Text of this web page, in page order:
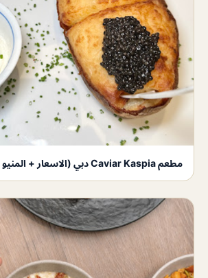
مطعم Caviar Kaspia دبي (الاسعار + المنيو + الموقع)